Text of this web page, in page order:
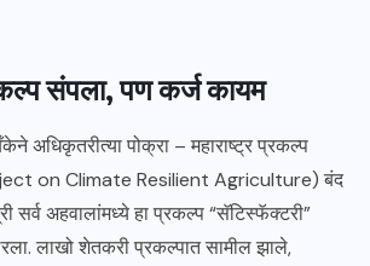
संपला, पण कर्ज कायम
अधिकृतरीत्या पोक्रा – महाराष्ट्र प्रकल्प
on Climate Resilient Agriculture) बंद
सर्व अहवालांमध्ये हा प्रकल्प “सॅटिस्फॅक्टरी”
लाखो शेतकरी प्रकल्पात सामील झाले,